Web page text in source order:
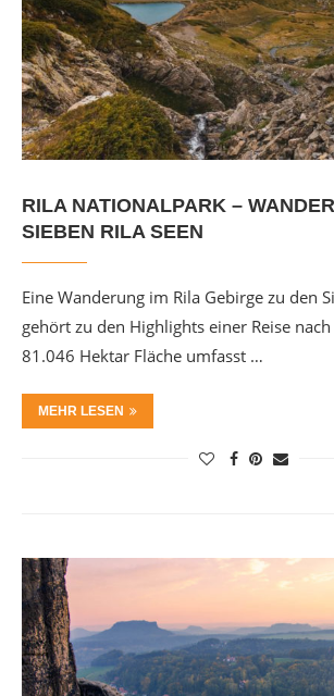
RILA NATIONALPARK –
SIEBEN RILA SEEN
Eine Wanderung im Rila Gebirge zu den
gehört zu den Highlights einer Reise
81.046 Hektar Fläche umfasst …
MEHR LESEN